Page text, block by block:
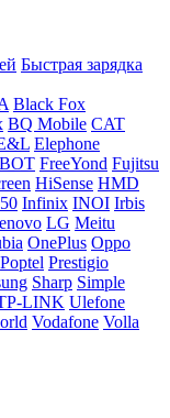
Быстрая зарядка
Black Fox
BQ Mobile CAT
Elephone
FreeYond Fujitsu
HiSense HMD
Infinix INOI Irbis
LG Meitu
OnePlus Oppo
Poptel Prestigio
Sharp Simple
LINK Ulefone
Vodafone Volla